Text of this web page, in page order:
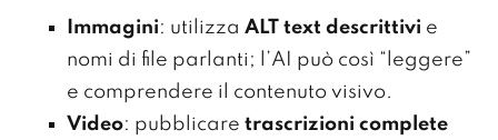
Immagini: utilizza ALT text descrittivi e
nomi di file parlanti; l’AI può così “leggere”
e comprendere il contenuto visivo.
Video: pubblicare trascrizioni complete